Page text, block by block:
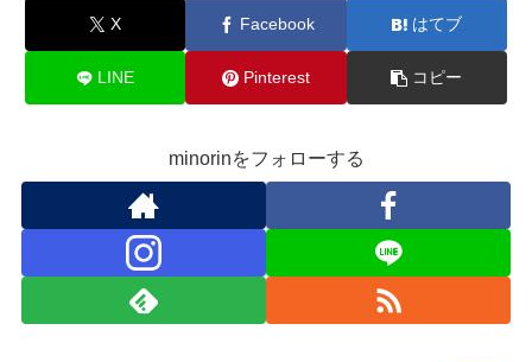
X Facebook はてブ
LINE Pinterest コピー
minorinをフォローする